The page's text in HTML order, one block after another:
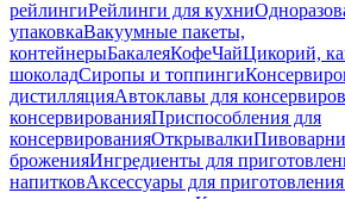
рейлингиРейлинги для кухни
упаковкаВакуумные пакеты,
контейнерыБакалеяКофеЧайЦикорий,
шоколадСиропы и топпинги
дистилляцияАвтоклавы для
консервированияПриспособления для
консервированияОткрывалкиПивоварни
броженияИнгредиенты для
напитковАксессуары для